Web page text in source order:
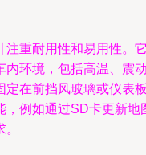
注重耐用性和易用性。
内环境，包括高温、震
定在前挡风玻璃或仪表
，例如通过SD卡更新地